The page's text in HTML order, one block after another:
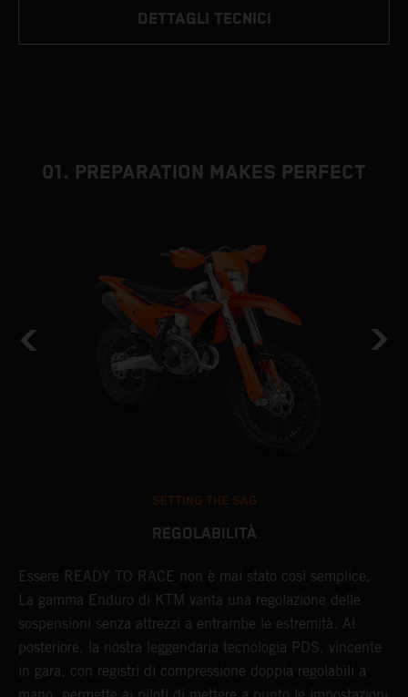
DETTAGLI TECNICI
01. PREPARATION MAKES PERFECT
SETTING THE SAG
REGOLABILITÀ
Essere READY TO RACE non è mai stato così semplice.
La gamma Enduro di KTM vanta una regolazione delle
sospensioni senza attrezzi a entrambe le estremità. Al
posteriore, la nostra leggendaria tecnologia PDS, vincente
in gara, con registri di compressione doppia regolabili a